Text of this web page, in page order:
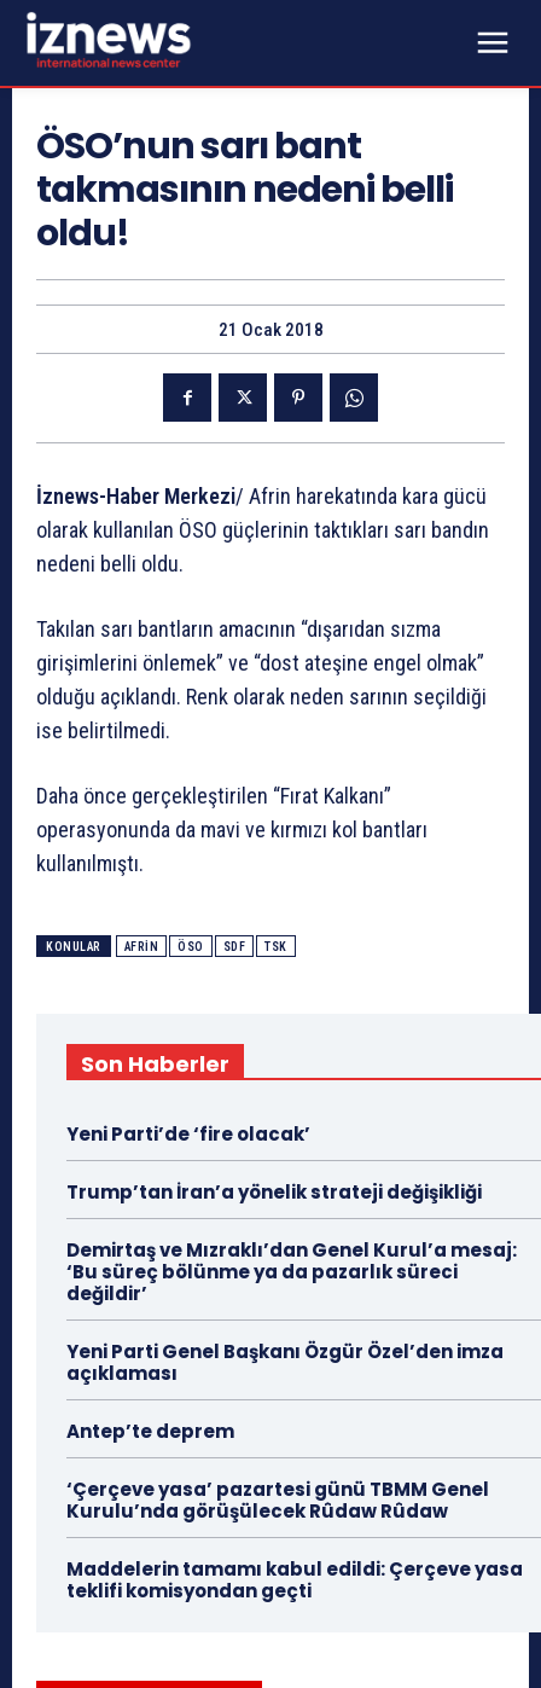
ÖSO’nun sarı bant
takmasının nedeni belli
oldu!
21 Ocak 2018
İznews-Haber Merkezi/ Afrin harekatında kara gücü
olarak kullanılan ÖSO güçlerinin taktıkları sarı bandın
nedeni belli oldu.
Takılan sarı bantların amacının “dışarıdan sızma
girişimlerini önlemek” ve “dost ateşine engel olmak”
olduğu açıklandı. Renk olarak neden sarının seçildiği
ise belirtilmedi.
Daha önce gerçekleştirilen “Fırat Kalkanı”
operasyonunda da mavi ve kırmızı kol bantları
kullanılmıştı.
KONULAR AFRIN ÖSO SDF TSK
Son Haberler
Yeni Parti’de ‘fire olacak’
Trump’tan İran’a yönelik strateji değişikliği
Demirtaş ve Mızraklı’dan Genel Kurul’a mesaj:
‘Bu süreç bölünme ya da pazarlık süreci
değildir’
Yeni Parti Genel Başkanı Özgür Özel’den imza
açıklaması
Antep’te deprem
‘Çerçeve yasa’ pazartesi günü TBMM Genel
Kurulu’nda görüşülecek Rûdaw Rûdaw
Maddelerin tamamı kabul edildi: Çerçeve yasa
teklifi komisyondan geçti